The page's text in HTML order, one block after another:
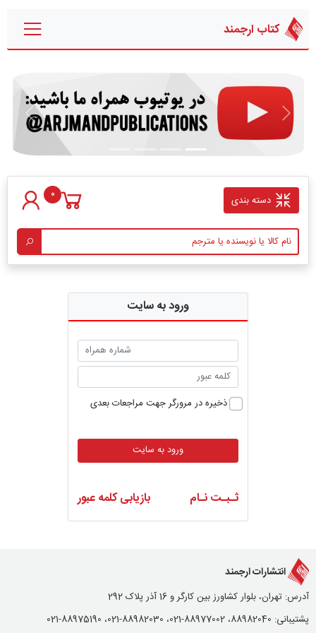
کتاب ارجمند
قبلی بعدی
دسته بندی 0
ورود به سایت
ذخیره در مرورگر جهت مراجعات بعدی
ورود به سایت
ثـبـت نـام بازیابی کلمه عبور
انتشارات ارجمند
آدرس: تهران، بلوار کشاورز بین کارگر و 16 آذر پلاک 292
پشتیبانی: 88982040، 88977002-021، 88982030-021، 88975190-021